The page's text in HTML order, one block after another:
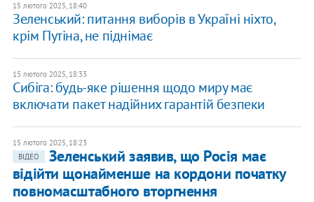
15 лютого 2025, 18:40
Зеленський: питання виборів в Україні ніхто,
крім Путіна, не піднімає
15 лютого 2025, 18:33
Сибіга: будь-яке рішення щодо миру має
включати пакет надійних гарантій безпеки
15 лютого 2025, 18:23
ВІДЕО
Зеленський заявив, що Росія має
відійти щонайменше на кордони початку
повномасштабного вторгнення